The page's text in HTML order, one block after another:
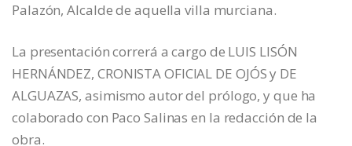
Palazón, Alcalde de aquella villa murciana.
La presentación correrá a cargo de LUIS LISÓN
HERNÁNDEZ, CRONISTA OFICIAL DE OJÓS y DE
ALGUAZAS, asimismo autor del prólogo, y que ha
colaborado con Paco Salinas en la redacción de la
obra.